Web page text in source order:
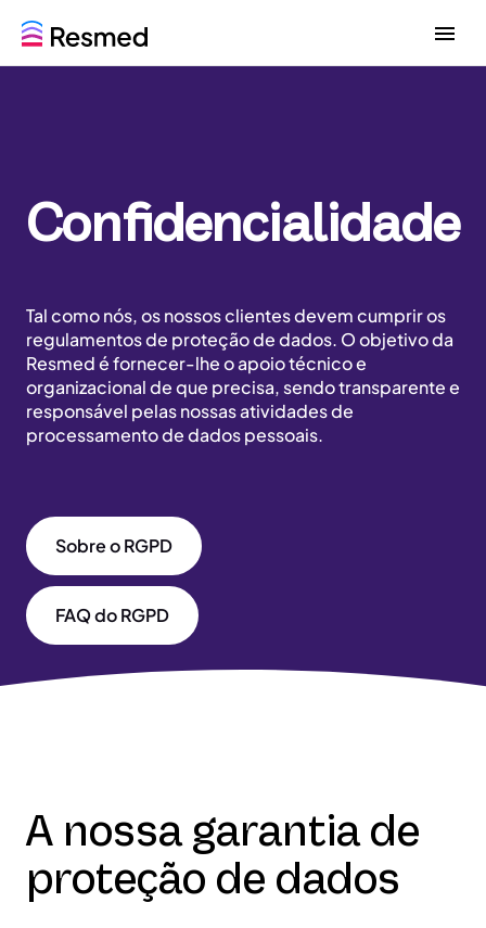
G
o
G
o
e
n
Confidencialidade
Tal como nós, os nossos clientes devem cumprir os
regulamentos de proteção de dados. O objetivo da
Resmed é fornecer-lhe o apoio técnico e
organizacional de que precisa, sendo transparente e
responsável pelas nossas atividades de
processamento de dados pessoais.
Sobre o RGPD
FAQ do RGPD
A nossa garantia de
proteção de dados